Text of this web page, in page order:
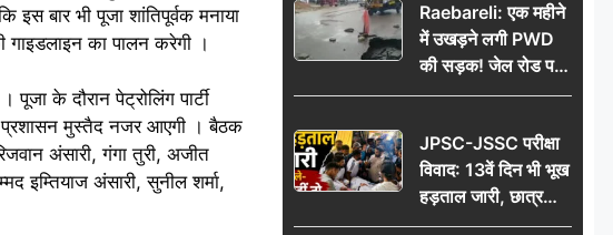
इस बार भी पूजा शांतिपूर्वक मनाया
गाइडलाइन का पालन करेगी ।
के दौरान पेट्रोलिंग पार्टी
प्रशासन मुस्तैद नजर आएगी । बैठक
अंसारी, गंगा तुरी, अजीत
इम्तियाज अंसारी, सुनील शर्मा,
Raebareli: एक महीने
में उखड़ने लगी PWD
की सड़क! जेल रोड पर
गड्ढे ने खोली निर्माण
की उठी मांग
JPSC-JSSC परीक्षा
विवाद: 13वें दिन भी भूख
हड़ताल जारी, छात्र
बोले- जांच नहीं तो